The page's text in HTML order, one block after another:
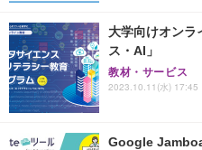
大学向けオンラ
ス・AI」
教材・サービス
2023.10.11(水) 17:45
Google